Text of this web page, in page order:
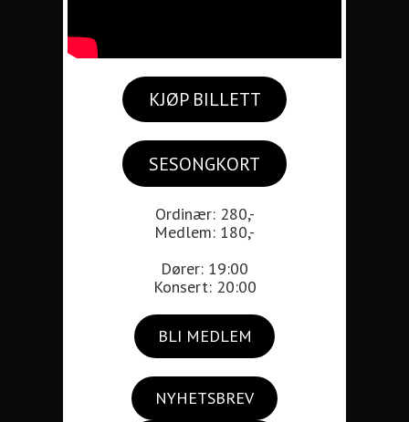
KJØP BILLETT
SESONGKORT
Ordinær: 280,-
Medlem: 180,-
Dører: 19:00
Konsert: 20:00
BLI MEDLEM
NYHETSBREV